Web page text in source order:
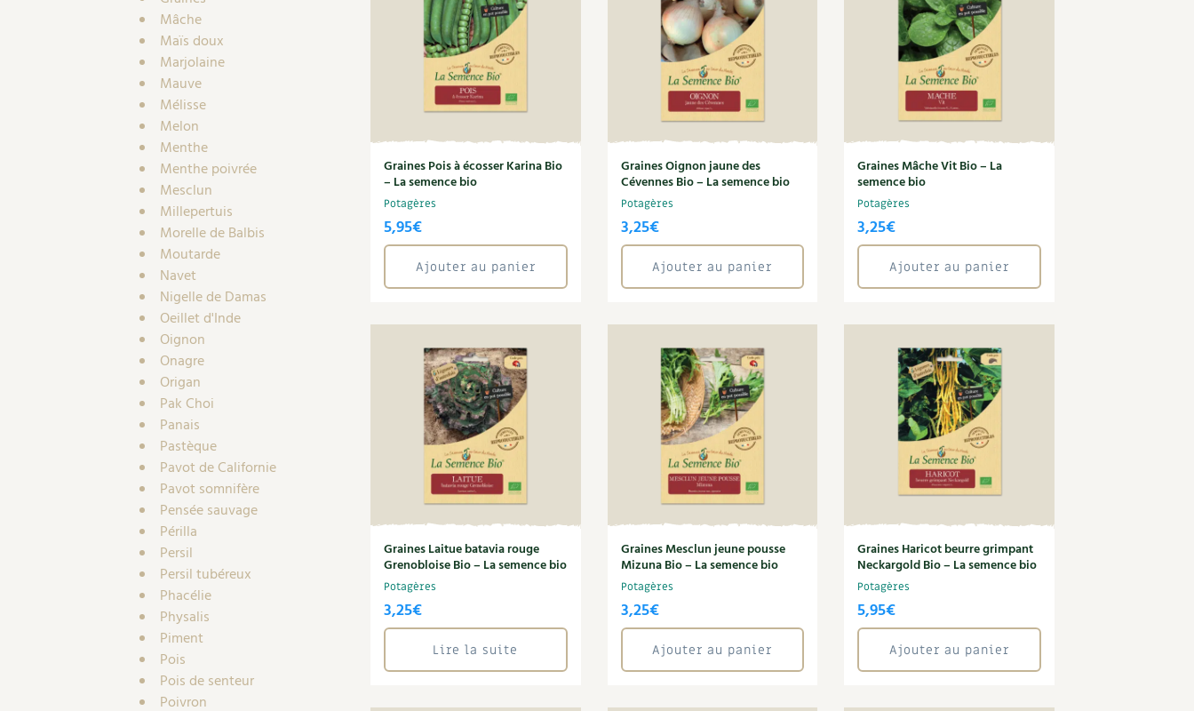
Mâche
Maïs doux
Marjolaine
Mauve
Mélisse
Melon
Menthe
Menthe poivrée
Mesclun
Millepertuis
Morelle de Balbis
Moutarde
Navet
Nigelle de Damas
Oeillet d'Inde
Oignon
Onagre
Origan
Pak Choi
Panais
Pastèque
Pavot de Californie
Pavot somnifère
Pensée sauvage
Périlla
Persil
Persil tubéreux
Phacélie
Physalis
Piment
Pois
Pois de senteur
Poivron
Graines Pois à écosser Karina Bio
– La semence bio
Potagères
5,95€
Ajouter au panier
Graines Oignon jaune des
Cévennes Bio – La semence bio
Potagères
3,25€
Ajouter au panier
Graines Mâche Vit Bio – La
semence bio
Potagères
3,25€
Ajouter au panier
Graines Laitue batavia rouge
Grenobloise Bio – La semence bio
Potagères
3,25€
Lire la suite
Graines Mesclun jeune pousse
Mizuna Bio – La semence bio
Potagères
3,25€
Ajouter au panier
Graines Haricot beurre grimpant
Neckargold Bio – La semence bio
Potagères
5,95€
Ajouter au panier